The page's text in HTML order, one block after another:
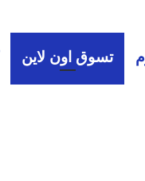
تسوق اون لاين